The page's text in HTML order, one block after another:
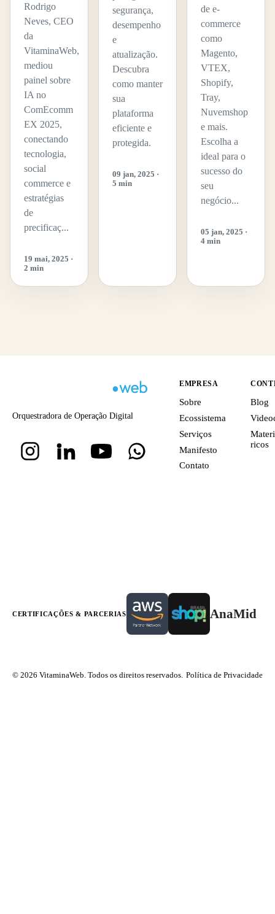
Rodrigo
Neves, CEO
da
VitaminaWeb,
mediou
painel sobre
IA no
ComEcomm
EX 2025,
conectando
tecnologia,
social
commerce e
estratégias
de
precificaç...
19 mai, 2025 ·
2 min
segurança,
desempenho
e
atualização.
Descubra
como manter
sua
plataforma
eficiente e
protegida.
09 jan, 2025 ·
5 min
de e-
commerce
como
Magento,
VTEX,
Shopify,
Tray,
Nuvemshop
e mais.
Escolha a
ideal para o
sucesso do
seu
negócio...
05 jan, 2025 ·
4 min
Orquestradora de Operação Digital
EMPRESA
Sobre
Ecossistema
Serviços
Manifesto
Contato
Blog
ricos
CERTIFICAÇÕES & PARCERIAS AnaMid
© 2026 VitaminaWeb. Todos os direitos reservados. Política de Privacidade